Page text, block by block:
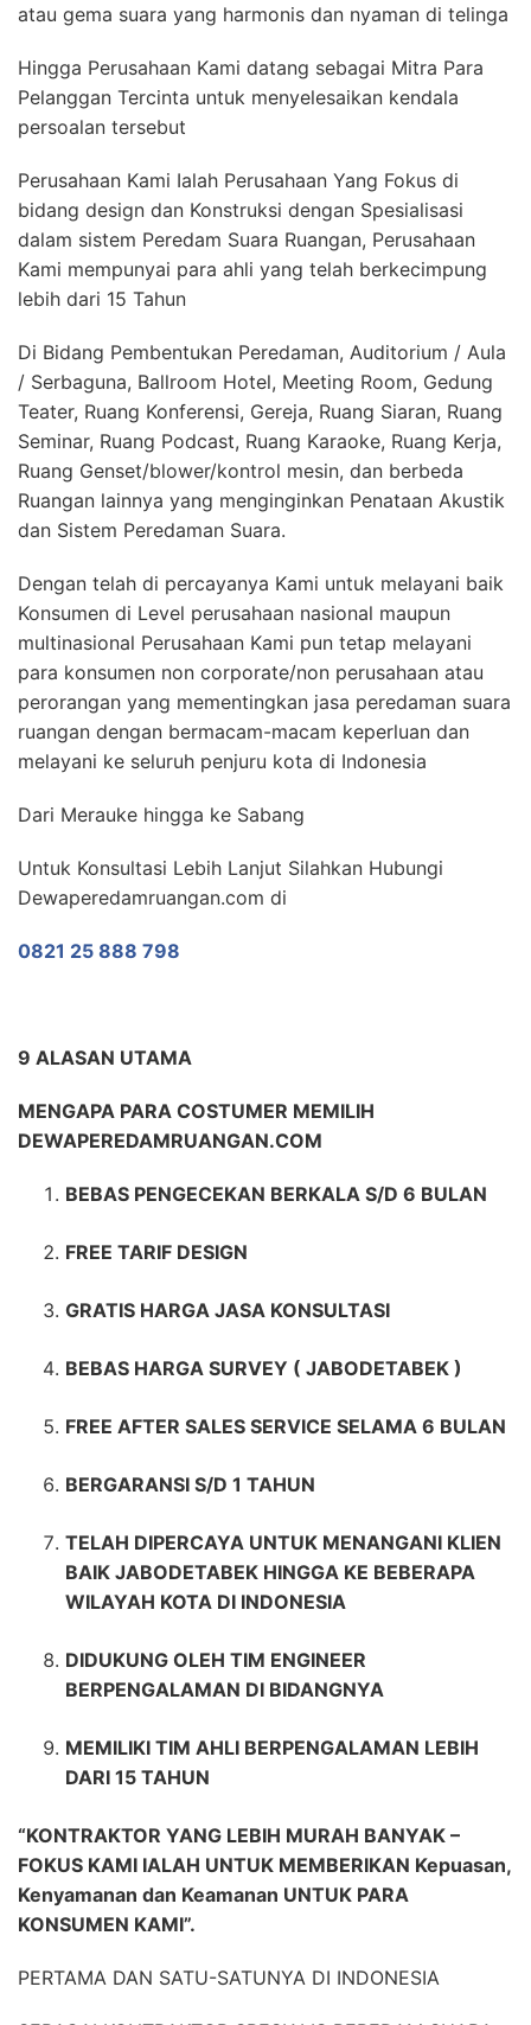
atau gema suara yang harmonis dan nyaman di telinga
Hingga Perusahaan Kami datang sebagai Mitra Para
Pelanggan Tercinta untuk menyelesaikan kendala
persoalan tersebut
Perusahaan Kami Ialah Perusahaan Yang Fokus di
bidang design dan Konstruksi dengan Spesialisasi
dalam sistem Peredam Suara Ruangan, Perusahaan
Kami mempunyai para ahli yang telah berkecimpung
lebih dari 15 Tahun
Di Bidang Pembentukan Peredaman, Auditorium / Aula
/ Serbaguna, Ballroom Hotel, Meeting Room, Gedung
Teater, Ruang Konferensi, Gereja, Ruang Siaran, Ruang
Seminar, Ruang Podcast, Ruang Karaoke, Ruang Kerja,
Ruang Genset/blower/kontrol mesin, dan berbeda
Ruangan lainnya yang menginginkan Penataan Akustik
dan Sistem Peredaman Suara.
Dengan telah di percayanya Kami untuk melayani baik
Konsumen di Level perusahaan nasional maupun
multinasional Perusahaan Kami pun tetap melayani
para konsumen non corporate/non perusahaan atau
perorangan yang mementingkan jasa peredaman suara
ruangan dengan bermacam-macam keperluan dan
melayani ke seluruh penjuru kota di Indonesia
Dari Merauke hingga ke Sabang
Untuk Konsultasi Lebih Lanjut Silahkan Hubungi
Dewaperedamruangan.com di
0821 25 888 798
9 ALASAN UTAMA
MENGAPA PARA COSTUMER MEMILIH
DEWAPEREDAMRUANGAN.COM
BEBAS PENGECEKAN BERKALA S/D 6 BULAN
FREE TARIF DESIGN
GRATIS HARGA JASA KONSULTASI
BEBAS HARGA SURVEY ( JABODETABEK )
FREE AFTER SALES SERVICE SELAMA 6 BULAN
BERGARANSI S/D 1 TAHUN
TELAH DIPERCAYA UNTUK MENANGANI KLIEN
BAIK JABODETABEK HINGGA KE BEBERAPA
WILAYAH KOTA DI INDONESIA
DIDUKUNG OLEH TIM ENGINEER
BERPENGALAMAN DI BIDANGNYA
MEMILIKI TIM AHLI BERPENGALAMAN LEBIH
DARI 15 TAHUN
“KONTRAKTOR YANG LEBIH MURAH BANYAK –
FOKUS KAMI IALAH UNTUK MEMBERIKAN Kepuasan,
Kenyamanan dan Keamanan UNTUK PARA
KONSUMEN KAMI”.
PERTAMA DAN SATU-SATUNYA DI INDONESIA